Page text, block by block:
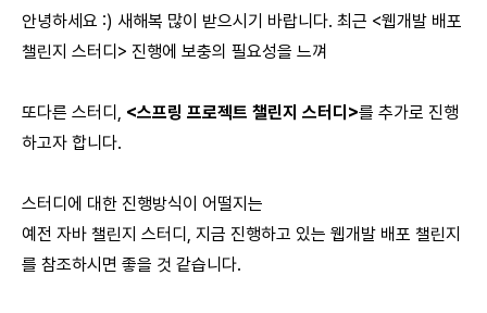
안녕하세요 :) 새해복 많이 받으시기 바랍니다. 최근 <웹개발 배포
챌린지 스터디> 진행에 보충의 필요성을 느껴
또다른 스터디, <스프링 프로젝트 챌린지 스터디>를 추가로 진행
하고자 합니다.
스터디에 대한 진행방식이 어떨지는
예전 자바 챌린지 스터디 , 지금 진행하고 있는 웹개발 배포 챌린지
를 참조하시면 좋을 것 같습니다.